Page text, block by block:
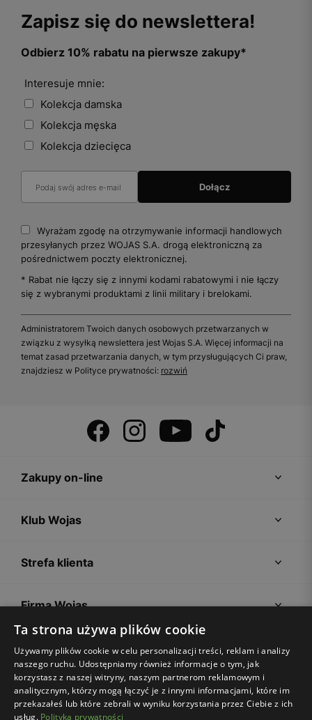
Zapisz się do newslettera!
Odbierz 10% rabatu na pierwsze zakupy*
Interesuje mnie:
Kolekcja damska
Kolekcja męska
Kolekcja dziecięca
Wyrażam zgodę na otrzymywanie informacji handlowych
przesyłanych przez WOJAS S.A. drogą elektroniczną za
pośrednictwem poczty elektronicznej.
* Rabat nie łączy się z innymi kodami rabatowymi i nie łączy
się z wybranymi produktami z linii military i brelokami.
Administratorem Twoich danych osobowych przetwarzanych w
związku z wysyłką newslettera jest Wojas S.A. Więcej informacji na
temat zasad przetwarzania danych, w tym przysługujących Ci praw,
znajdziesz w Polityce prywatności: rozwiń
Zakupy on-line
Klub Wojas
Strefa klienta
Firma Wojas
Porady
Ta strona używa plików cookie
Używamy plików cookie w celu personalizacji treści, reklam i analizy
naszego ruchu. Udostępniamy również informacje o tym, jak
korzystasz z naszej witryny, naszym partnerom reklamowym i
analitycznym, którzy mogą łączyć je z innymi informacjami, które im
przekazałeś lub które zebrali w wyniku korzystania przez Ciebie z ich
usług. Polityka prywatności